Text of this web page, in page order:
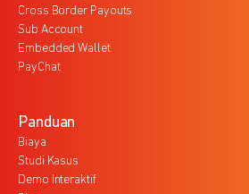
Cross Border Payouts
Sub Account
Embedded Wallet
PayChat
Panduan
Biaya
Studi Kasus
Demo Interaktif